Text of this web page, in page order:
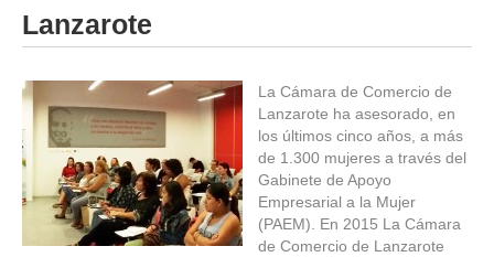
Lanzarote
La Cámara de Comercio de
Lanzarote ha asesorado, en
los últimos cinco años, a más
de 1.300 mujeres a través del
Gabinete de Apoyo
Empresarial a la Mujer
(PAEM). En 2015 La Cámara
de Comercio de Lanzarote